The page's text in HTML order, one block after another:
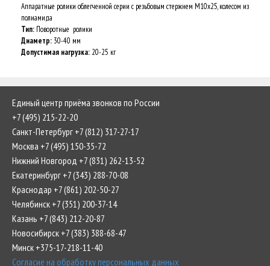
Аппаратные ролики облегченной серии с резьбовым стержнем М10х25, колесом из
полиамида
Тип: Поворотные ролики
Диаметр:30-40 мм
Допустимая нагрузка: 20-25 кг
Единый центр приёма звонков по России
+7 (495) 215-22-20
Санкт-Петербург +7 (812) 317-27-17
Москва +7 (495) 150-35-72
Нижний Новгород +7 (831) 262-13-52
Екатеринбург +7 (343) 288-70-08
Краснодар +7 (861) 202-50-27
Челябинск +7 (351) 200-37-14
Казань +7 (843) 212-20-87
Новосибирск +7 (383) 388-68-47
Минск +375-17-218-11-40
Согласие на обработку персональных данных